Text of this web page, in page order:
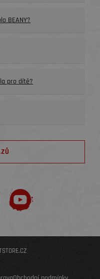
BEANY?
pro dítě?